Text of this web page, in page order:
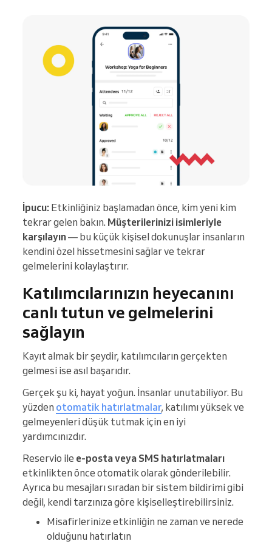
İpucu: Etkinliğiniz başlamadan önce, kim yeni kim
tekrar gelen bakın. Müşterilerinizi isimleriyle
karşılayın— bu küçük kişisel dokunuşlar insanların
kendini özel hissetmesini sağlar ve tekrar
gelmelerini kolaylaştırır.
Katılımcılarınızın heyecanını
canlı tutun ve gelmelerini
sağlayın
Kayıt almak bir şeydir, katılımcıların gerçekten
gelmesi ise asıl başarıdır.
Gerçek şu ki, hayat yoğun. İnsanlar unutabiliyor. Bu
yüzden otomatik hatırlatmalar, katılımı yüksek ve
gelmeyenleri düşük tutmak için en iyi
yardımcınızdır.
Reservio ile e-posta veya SMS hatırlatmaları
etkinlikten önce otomatik olarak gönderilebilir.
Ayrıca bu mesajları sıradan bir sistem bildirimi gibi
değil, kendi tarzınıza göre kişiselleştirebilirsiniz.
Misafirlerinize etkinliğin ne zaman ve nerede
olduğunu hatırlatın